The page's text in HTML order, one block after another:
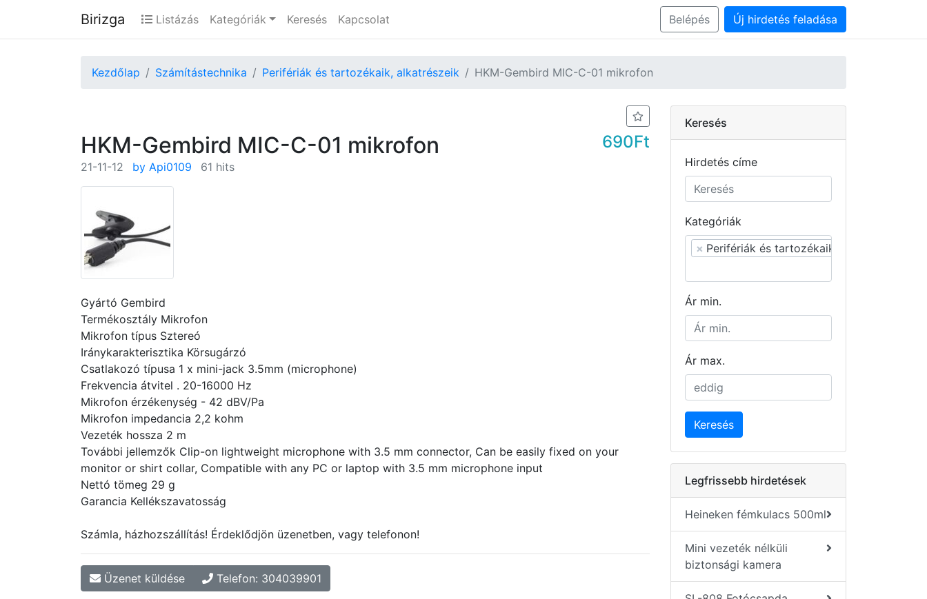
Birizga Listázás Kategóriák Keresés Kapcsolat Belépés Új hirdetés feladása
Kezdőlap Számítástechnika Perifériák és tartozékaik, alkatrészeik HKM-Gembird MIC-C-01 mikrofon
HKM-Gembird MIC-C-01 mikrofon 690Ft
21-11-12 by Api0109 61 hits
Gyártó Gembird
Termékosztály Mikrofon
Mikrofon típus Sztereó
Iránykarakterisztika Körsugárzó
Csatlakozó típusa 1 x mini-jack 3.5mm (microphone)
Frekvencia átvitel . 20-16000 Hz
Mikrofon érzékenység - 42 dBV/Pa
Mikrofon impedancia 2,2 kohm
Vezeték hossza 2 m
További jellemzők Clip-on lightweight microphone with 3.5 mm connector, Can be easily fixed on your
monitor or shirt collar, Compatible with any PC or laptop with 3.5 mm microphone input
Nettó tömeg 29 g
Garancia Kellékszavatosság
Számla, házhozszállítás! Érdeklődjön üzenetben, vagy telefonon!
Üzenet küldése Telefon: 304039901
Keresés
Hirdetés címe
Kategóriák
× Perifériák és tartozékaik, alkatrészeik
Ár min.
Ár max.
Keresés
Legfrissebb hirdetések
Heineken fémkulacs 500ml
Mini vezeték nélküli
biztonsági kamera